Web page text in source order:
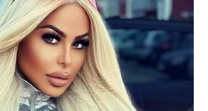
transportados en un
Hawk y estarán protegidos en
refugio definitivo.
completa 14 días retenido en
listo para intervenir si se cumplen